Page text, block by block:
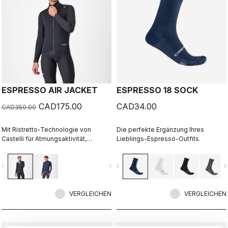
ESPRESSO AIR JACKET
CAD350.00 CAD175.00
Mit Ristretto-Technologie von
Castelli für Atmungsaktivität,
ihresgleichen suchen. Das Ristretto
Warm-Gewebe ist zudem stark
dehnbar für eine eng anliegende
Bewegungsfreiheit.
navigate_next
VERGLEICHEN
ESPRESSO 18 SOCK
CAD34.00
Die perfekte Ergänzung Ihres
Lieblings-Espresso-Outfits.
navigate_before
VERGLEICHEN